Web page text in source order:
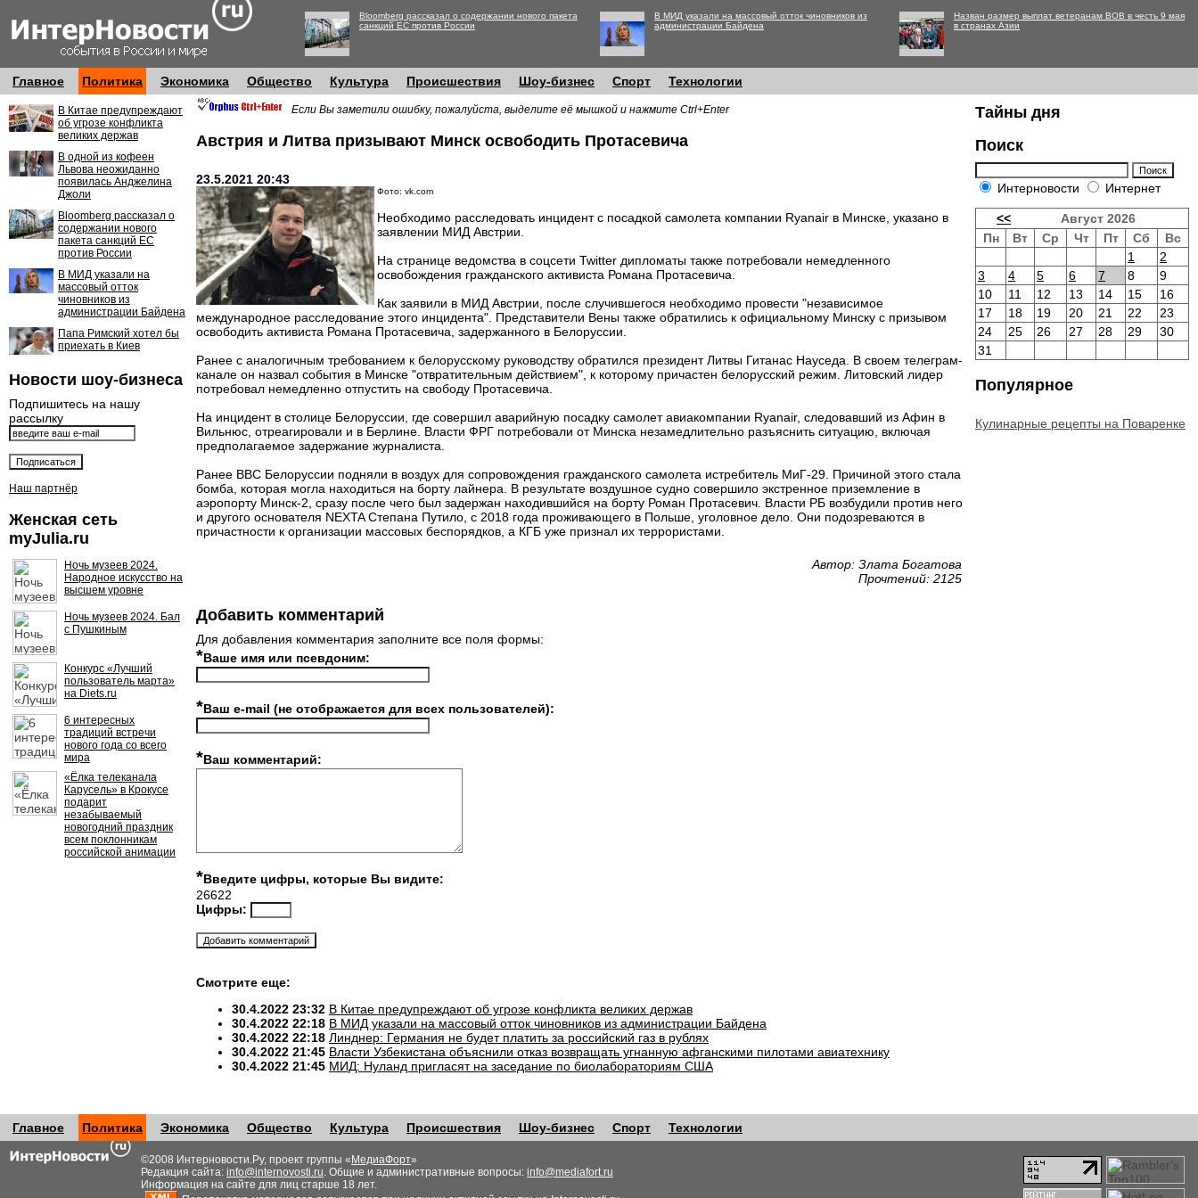
Bloomberg рассказал о содержании нового пакета
санкций ЕС против России
В МИД указали на массовый отток чиновников из
администрации Байдена
Назван размер выплат ветеранам ВОВ в честь 9 мая
в странах Азии
Главное Политика Экономика Общество Культура Происшествия Шоу-бизнес Спорт Технологии
В Китае предупреждают
об угрозе конфликта
великих держав
В одной из кофеен
Львова неожиданно
появилась Анджелина
Джоли
Bloomberg рассказал о
содержании нового
пакета санкций ЕС
против России
В МИД указали на
массовый отток
чиновников из
администрации Байдена
Папа Римский хотел бы
приехать в Киев
Новости шоу-бизнеса
Подпишитесь на нашу
рассылку
Наш партнёр
Женская сеть
myJulia.ru
Ночь музеев 2024.
Народное искусство на
высшем уровне
Ночь музеев 2024. Бал
с Пушкиным
Конкурс «Лучший
пользователь марта»
на Diets.ru
6 интересных
традиций встречи
нового года со всего
мира
«Ёлка телеканала
Карусель» в Крокусе
подарит
незабываемый
новогодний праздник
всем поклонникам
российской анимации
Если Вы заметили ошибку, пожалуйста, выделите её мышкой и нажмите Ctrl+Enter
Австрия и Литва призывают Минск освободить Протасевича
23.5.2021 20:43
Фото: vk.com
Необходимо расследовать инцидент с посадкой самолета компании Ryanair в Минске, указано в
заявлении МИД Австрии.
На странице ведомства в соцсети Twitter дипломаты также потребовали немедленного
освобождения гражданского активиста Романа Протасевича.
Как заявили в МИД Австрии, после случившегося необходимо провести "независимое
международное расследование этого инцидента". Представители Вены также обратились к официальному Минску с призывом
освободить активиста Романа Протасевича, задержанного в Белоруссии.
Ранее с аналогичным требованием к белорусскому руководству обратился президент Литвы Гитанас Науседа. В своем телеграм-
канале он назвал события в Минске "отвратительным действием", к которому причастен белорусский режим. Литовский лидер
потребовал немедленно отпустить на свободу Протасевича.
На инцидент в столице Белоруссии, где совершил аварийную посадку самолет авиакомпании Ryanair, следовавший из Афин в
Вильнюс, отреагировали и в Берлине. Власти ФРГ потребовали от Минска незамедлительно разъяснить ситуацию, включая
предполагаемое задержание журналиста.
Ранее ВВС Белоруссии подняли в воздух для сопровождения гражданского самолета истребитель МиГ-29. Причиной этого стала
бомба, которая могла находиться на борту лайнера. В результате воздушное судно совершило экстренное приземление в
аэропорту Минск-2, сразу после чего был задержан находившийся на борту Роман Протасевич. Власти РБ возбудили против него
и другого основателя NEXTA Степана Путило, с 2018 года проживающего в Польше, уголовное дело. Они подозреваются в
причастности к организации массовых беспорядков, а КГБ уже признал их террористами.
Автор: Злата Богатова
Прочтений: 2125
Добавить комментарий
Для добавления комментария заполните все поля формы:
*Ваше имя или псевдоним:
*Ваш e-mail (не отображается для всех пользователей):
*Ваш комментарий:
*Введите цифры, которые Вы видите:
26622
Цифры:
Смотрите еще:
30.4.2022 23:32 В Китае предупреждают об угрозе конфликта великих держав
30.4.2022 22:18 В МИД указали на массовый отток чиновников из администрации Байдена
30.4.2022 22:18 Линднер: Германия не будет платить за российский газ в рублях
30.4.2022 21:45 Власти Узбекистана объяснили отказ возвращать угнанную афганскими пилотами авиатехнику
30.4.2022 21:45 МИД: Нуланд пригласят на заседание по биолабораториям США
Тайны дня
Поиск
Интерновости Интернет
<<
Август 2026
Пн
Вт Ср Чт Пт Сб
Вс
1
2
3
4 5 6 7 8
9
10
11 12 13 14 15
16
17
18 19 20 21 22
23
24
25 26 27 28 29
30
31
Популярное
Кулинарные рецепты на Поваренке
Главное Политика Экономика Общество Культура Происшествия Шоу-бизнес Спорт Технологии
©2008 Интерновости.Ру, проект группы « МедиаФорт»
Редакция сайта: info@internovosti.ru. Общие и административные вопросы: info@mediafort.ru
Информация на сайте для лиц старше 18 лет.